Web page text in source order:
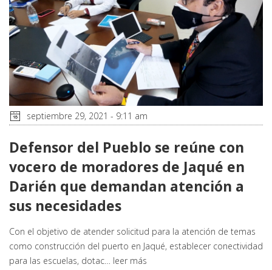
septiembre 29, 2021 - 9:11 am
Defensor del Pueblo se reúne con
vocero de moradores de Jaqué en
Darién que demandan atención a
sus necesidades
Con el objetivo de atender solicitud para la atención de temas
como construcción del puerto en Jaqué, establecer conectividad
para las escuelas, dotac… leer más